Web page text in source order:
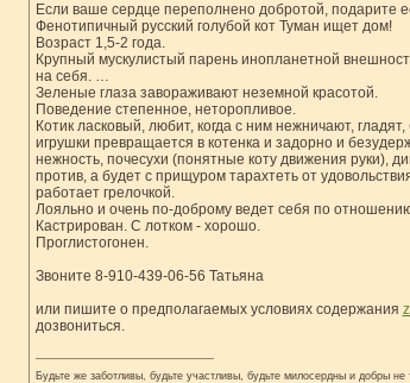
Если ваше сердце переполнено добротой, подарите
Фенотипичный русский голубой кот Туман ищет дом!
Возраст 1,5-2 года.
Крупный мускулистый парень инопланетной
на себя. …
Зеленые глаза завораживают неземной красотой.
Поведение степенное, неторопливое.
Котик ласковый, любит, когда с ним нежничают,
игрушки превращается в котенка и задорно и
нежность, почесухи (понятные коту движения руки),
против, а будет с прищуром тарахтеть от
работает грелочкой.
Лояльно и очень по-доброму ведет себя по
Кастрирован. С лотком - хорошо.
Проглистогонен.
Звоните 8-910-439-06-56 Татьяна
или пишите о предполагаемых условиях содержания
дозвониться.
Будьте же заботливы, будьте участливы, будьте милосердны и добры